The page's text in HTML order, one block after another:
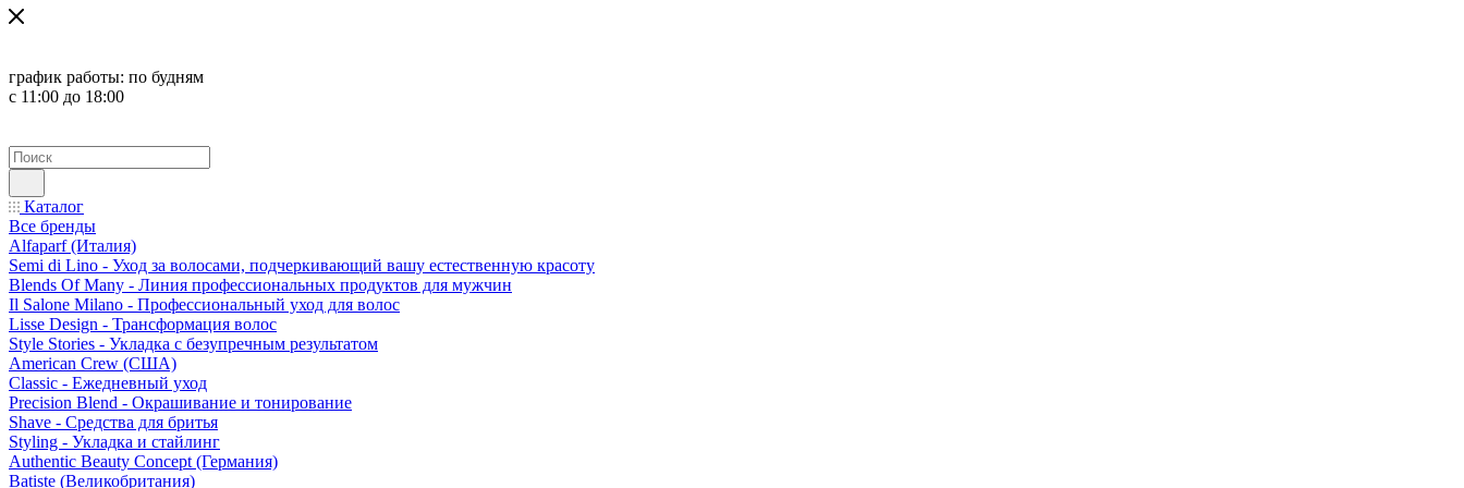
график работы: по будням
с 11:00 до 18:00
Каталог
Все бренды
Alfaparf (Италия)
Semi di Lino - Уход за волосами, подчеркивающий вашу естественную красоту
Blends Of Many - Линия профессиональных продуктов для мужчин
Il Salone Milano - Профессиональный уход для волос
Lisse Design - Трансформация волос
Style Stories - Укладка с безупречным результатом
American Crew (США)
Classic - Ежедневный уход
Precision Blend - Окрашивание и тонирование
Shave - Средства для бритья
Styling - Укладка и стайлинг
Authentic Beauty Concept (Германия)
Batiste (Великобритания)